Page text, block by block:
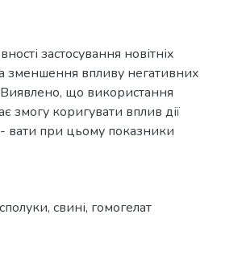
застосування новітніх
зменшення впливу негативних
що використання
коригувати вплив дії
вати при цьому показники
, свині, гомогелат